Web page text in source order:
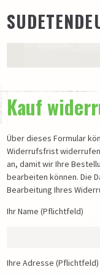
Trägerschaft
65 Jahre
Institut e.V.
BESTÄNDE
Schriftgutarchiv
Bildarchiv
PUBLIKATIONEN
Kauf
Über dieses Formular
Widerrufsfrist
an, damit wir Ihre
bearbeiten können. Die
Bearbeitung Ihres
Ihr Name (Pflichtfeld)
Ihre Adresse (Pflichtfeld)